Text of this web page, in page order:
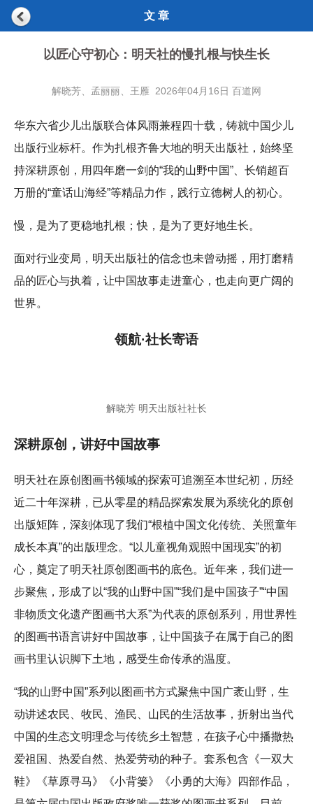
文 章
以匠心守初心：明天社的慢扎根与快生长
解晓芳、孟丽丽、王雁 2026年04月16日 百道网
华东六省少儿出版联合体风雨兼程四十载，铸就中国少儿
出版行业标杆。作为扎根齐鲁大地的明天出版社，始终坚
持深耕原创，用四年磨一剑的“我的山野中国”、长销超百
万册的“童话山海经”等精品力作，践行立德树人的初心。
慢，是为了更稳地扎根；快，是为了更好地生长。
面对行业变局，明天出版社的信念也未曾动摇，用打磨精
品的匠心与执着，让中国故事走进童心，也走向更广阔的
世界。
领航·社长寄语
解晓芳 明天出版社社长
深耕原创，讲好中国故事
明天社在原创图画书领域的探索可追溯至本世纪初，历经
近二十年深耕，已从零星的精品探索发展为系统化的原创
出版矩阵，深刻体现了我们“根植中国文化传统、关照童年
成长本真”的出版理念。“以儿童视角观照中国现实”的初
心，奠定了明天社原创图画书的底色。近年来，我们进一
步聚焦，形成了以“我的山野中国”“我们是中国孩子”“中国
非物质文化遗产图画书大系”为代表的原创系列，用世界性
的图画书语言讲好中国故事，让中国孩子在属于自己的图
画书里认识脚下土地，感受生命传承的温度。
“我的山野中国”系列以图画书方式聚焦中国广袤山野，生
动讲述农民、牧民、渔民、山民的生活故事，折射出当代
中国的生态文明理念与传统乡土智慧，在孩子心中播撒热
爱祖国、热爱自然、热爱劳动的种子。套系包含《一双大
鞋》《草原寻马》《小背篓》《小勇的大海》四部作品，